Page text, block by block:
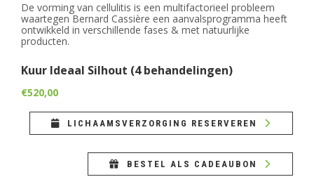
De vorming van cellulitis is een multifactorieel probleem
waartegen Bernard Cassière een aanvalsprogramma heeft
ontwikkeld in verschillende fases & met natuurlijke
producten.
Kuur Ideaal Silhout (4 behandelingen)
€520,00
LICHAAMSVERZORGING RESERVEREN
BESTEL ALS CADEAUBON